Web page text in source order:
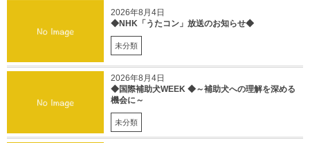
2026年8月4日
◆NHK「うたコン」放送のお知らせ◆
未分類
2026年8月4日
◆国際補助犬WEEK ◆～補助犬への理解を深める
機会に～
未分類